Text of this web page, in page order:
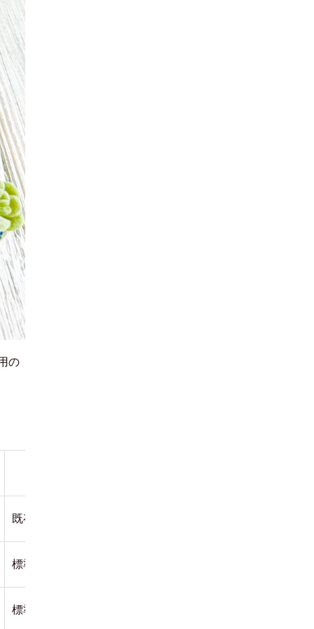
の
既存機能を活用するため、比較的費用を抑えやすい
標準機能を活用できるため、短期間で導入しやすい
標準機能や仕様の範囲内での調整が中心になる